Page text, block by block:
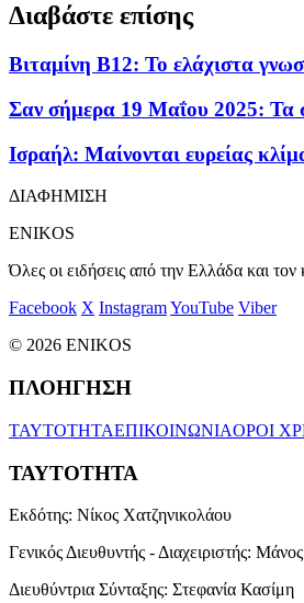
Διαβάστε επίσης
Βιταμίνη Β12: Το ελάχιστα
Σαν σήμερα 19 Μαΐου 2025: Τα
Ισραήλ: Μαίνονται ευρείας
ΔΙΑΦΗΜΙΣΗ
ENIKOS
Όλες οι ειδήσεις από την Ελλάδα και
Facebook X InstagramYouTube Viber
© 2026 ENIKOS
ΠΛΟΗΓΗΣΗ
ΤΑΥΤΟΤΗΤΑΕΠΙΚΟΙΝΩΝΙΑΟΡΟΙ
ΤΑΥΤΟΤΗΤΑ
Εκδότης: Νίκος Χατζηνικολάου
Γενικός Διευθυντής - Διαχειριστής:
Διευθύντρια Σύνταξης: Στεφανία Κασίμη